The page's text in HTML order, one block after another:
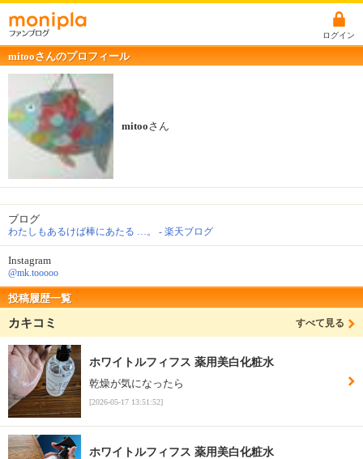
ログイン
mitooさんのプロフィール
mitooさん
ブログ
わたしもあるけば棒にあたる …。 - 楽天ブログ
Instagram
@mk.tooooo
投稿履歴一覧
カキコミ すべて見る
ホワイトルフィフス 薬用美白化粧水
乾燥が気になったら
[2026-05-17 13:51:52]
ホワイトルフィフス 薬用美白化粧水